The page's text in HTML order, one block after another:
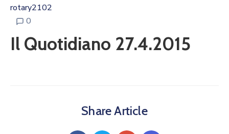
rotary2102
0
Il Quotidiano 27.4.2015
Share Article